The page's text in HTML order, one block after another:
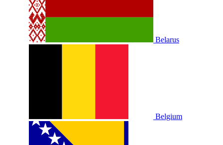
Belarus
Belgium